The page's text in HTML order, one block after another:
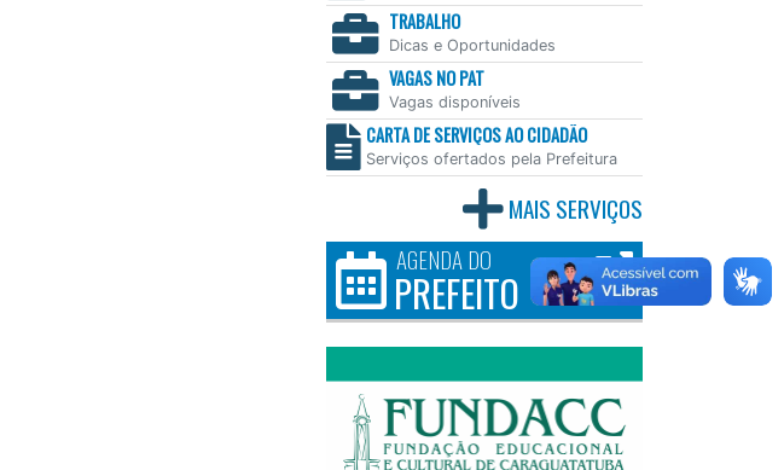
TRABALHO
Dicas e Oportunidades
VAGAS NO PAT
Vagas disponíveis
CARTA DE SERVIÇOS AO CIDADÃO
Serviços ofertados pela Prefeitura
MAIS SERVIÇOS
AGENDA DO
PREFEITO